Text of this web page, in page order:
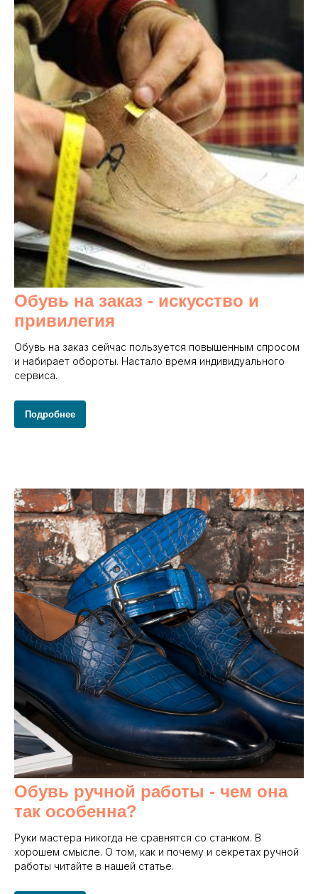
Обувь на заказ - искусство и
привилегия
Обувь на заказ сейчас пользуется повышенным спросом
и набирает обороты. Настало время индивидуального
сервиса.
Подробнее
Обувь ручной работы - чем она
так особенна?
Руки мастера никогда не сравнятся со станком. В
хорошем смысле. О том, как и почему и секретах ручной
работы читайте в нашей статье.